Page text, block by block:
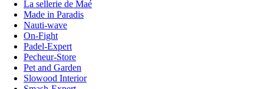
La sellerie de Maé
Made in Paradis
Nauti-wave
On-Fight
Padel-Expert
Pecheur-Store
Pet and Garden
Slowood Interior